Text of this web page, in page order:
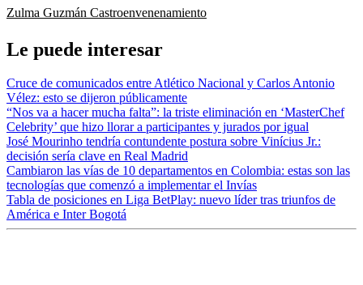
Zulma Guzmán Castroenvenenamiento
Le puede interesar
Cruce de comunicados entre Atlético Nacional y Carlos Antonio
Vélez: esto se dijeron públicamente
“Nos va a hacer mucha falta”: la triste eliminación en ‘MasterChef
Celebrity’ que hizo llorar a participantes y jurados por igual
José Mourinho tendría contundente postura sobre Vinícius Jr.:
decisión sería clave en Real Madrid
Cambiaron las vías de 10 departamentos en Colombia: estas son las
tecnologías que comenzó a implementar el Invías
Tabla de posiciones en Liga BetPlay: nuevo líder tras triunfos de
América e Inter Bogotá